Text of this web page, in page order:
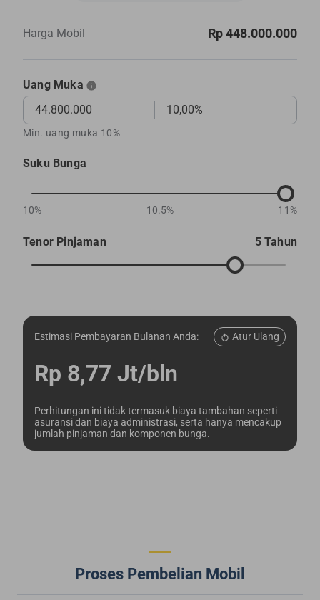
Harga Mobil Rp 448.000.000
Uang Muka
Min. uang muka 10%
Suku Bunga
10% 10.5% 11%
Tenor Pinjaman 5 Tahun
Estimasi Pembayaran Bulanan Anda: Atur Ulang
Rp 8,77 Jt/bln
Perhitungan ini tidak termasuk biaya tambahan seperti
asuransi dan biaya administrasi, serta hanya mencakup
jumlah pinjaman dan komponen bunga.
Proses Pembelian Mobil